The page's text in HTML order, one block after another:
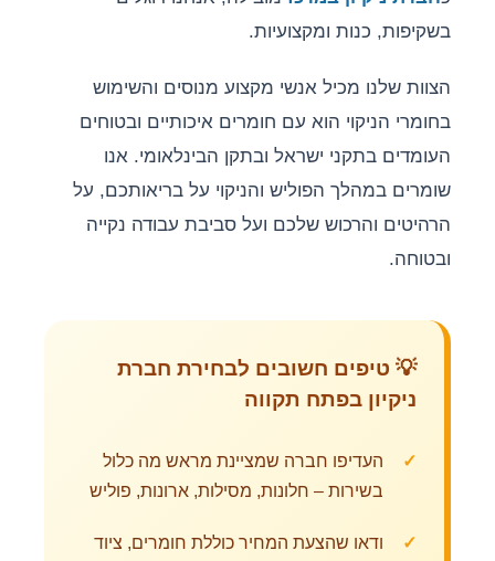
בשקיפות, כנות ומקצועיות.
הצוות שלנו מכיל אנשי מקצוע מנוסים והשימוש
בחומרי הניקוי הוא עם חומרים איכותיים ובטוחים
העומדים בתקני ישראל ובתקן הבינלאומי. אנו
שומרים במהלך הפוליש והניקוי על בריאותכם, על
הרהיטים והרכוש שלכם ועל סביבת עבודה נקייה
ובטוחה.
💡 טיפים חשובים לבחירת חברת
ניקיון בפתח תקווה
העדיפו חברה שמציינת מראש מה כלול
בשירות – חלונות, מסילות, ארונות, פוליש
ודאו שהצעת המחיר כוללת חומרים, ציוד